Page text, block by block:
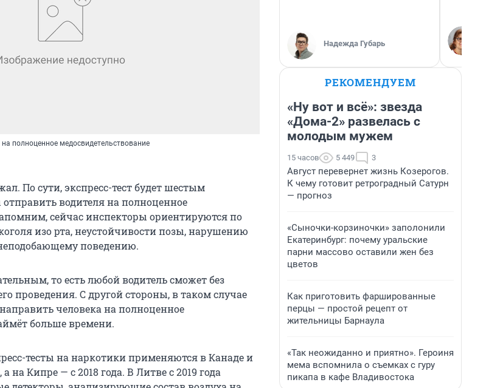
на полноценное медосвидетельствование
По сути, экспресс-тест будет шестым
водителя на полноценное
сейчас инспекторы ориентируются по
изо рта, неустойчивости позы, нарушению
поведению.
то есть любой водитель сможет без
проведения. С другой стороны, в таком случае
человека на полноценное
больше времени.
тесты на наркотики применяются в Канаде и
на Кипре — с 2018 года. В Литве с 2019 года
Надежда Губарь
РЕКОМЕНДУЕМ
«Ну вот и всё»: звезда
«Дома-2» развелась с
молодым мужем
15 часов 5 449 3
Август перевернет жизнь Козерогов.
К чему готовит ретроградный Сатурн
— прогноз
«Сыночки-корзиночки» заполонили
Екатеринбург: почему уральские
парни массово оставили жен без
цветов
Как приготовить фаршированные
перцы — простой рецепт от
жительницы Барнаула
«Так неожиданно и приятно». Героиня
мема вспомнила о съемках с гуру
пикапа в кафе Владивостока